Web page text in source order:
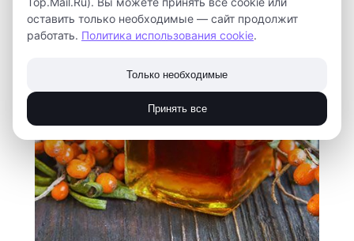
оставить только необходимые — сайт продолжит
работать. Политика использования cookie.
Только необходимые
Принять все